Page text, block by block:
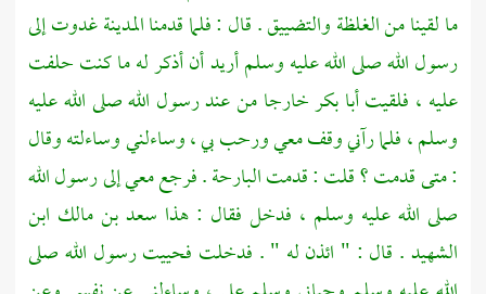
ما لقينا من الغلظة والتضييق . قال : فلما قدمناالمدينةغدوت إلى
رسول الله صلى الله عليه وسلم أريد أن أذكر له ما كنت حلفت
عليه ، فلقيتأبا بكرخارجا من عند رسول الله صلى الله عليه
وسلم ، فلما رآني وقف معي ورحب بي ، وساءلني وساءلته وقال
: متى قدمت ؟ قلت : قدمت البارحة . فرجع معي إلى رسول الله
صلى الله عليه وسلم ، فدخل فقال : هذا سعد بن مالك ابن
الشهيد. قال : " ائذن له " . فدخلت فحييت رسول الله صلى